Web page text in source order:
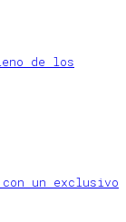
de los
un exclusivo